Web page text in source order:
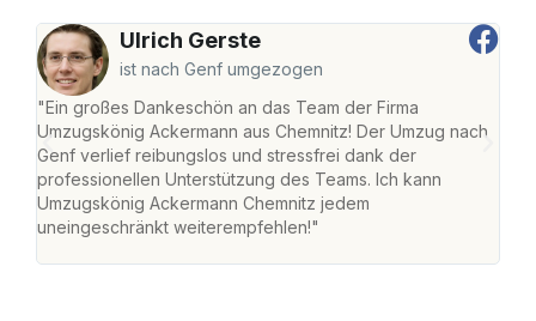
Ulrich Gerste
ist nach Genf umgezogen
"Ein großes Dankeschön an das Team der Firma
Umzugskönig Ackermann aus Chemnitz! Der Umzug nach
Genf verlief reibungslos und stressfrei dank der
professionellen Unterstützung des Teams. Ich kann
Umzugskönig Ackermann Chemnitz jedem
uneingeschränkt weiterempfehlen!"